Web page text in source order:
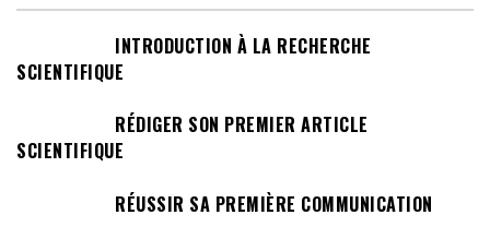
INTRODUCTION À LA RECHERCHE
SCIENTIFIQUE
RÉDIGER SON PREMIER ARTICLE
SCIENTIFIQUE
RÉUSSIR SA PREMIÈRE COMMUNICATION